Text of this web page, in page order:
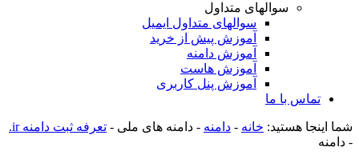
سوالهای متداول
سوالهای متداول ایمیل
آموزش پیش از خرید
آموزش دامنه
آموزش هاست
آموزش پنل کاربری
تماس با ما
شما اینجا هستید: خانه - دامنه - دامنه های ملی - تعرفه ثبت دامنه ir.
- دامنه